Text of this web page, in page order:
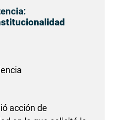
acción de